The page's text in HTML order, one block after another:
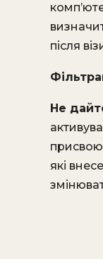
після
Не
які